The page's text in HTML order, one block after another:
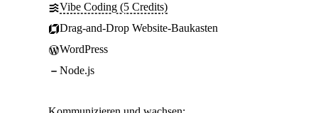
Vibe Coding (5 Credits)
Drag-and-Drop Website-Baukasten
WordPress
Node.js